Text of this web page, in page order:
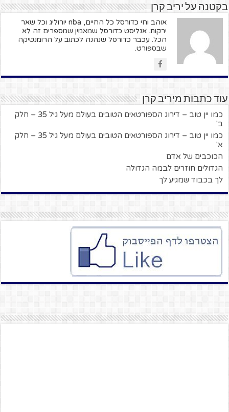
בקטנה על יריב קרן
אוהב וחי כדורסל כל החיים, nba יורוליג וכל שאר
ירקות. אנליסט כדורסל שמאמין שמספרים זה לא
הכל. עכבר כדורסל שנהנה לכתוב על הרומנטיקה
שבספורט.
עוד כתבות מיריב קרן
כמו יין טוב – דירוג הספורטאים הטובים בעולם מעל גיל 35 – חלק
ב'
כמו יין טוב – דירוג הספורטאים הטובים בעולם מעל גיל 35 – חלק
א'
הכוכבים של אדם
הגדולים חוזרים לבמה הגדולה
לך בכבוד שמגיע לך